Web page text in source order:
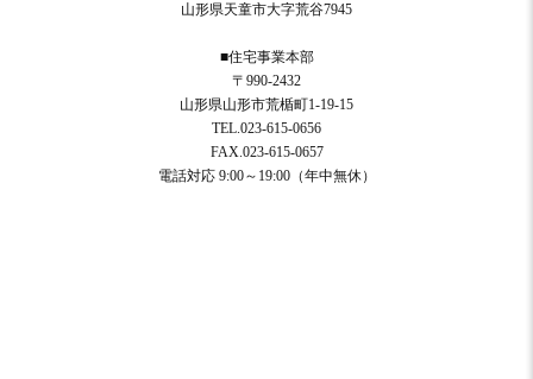
山形県天童市大字荒谷7945
■住宅事業本部
〒990-2432
山形県山形市荒楯町1-19-15
TEL.023-615-0656
FAX.023-615-0657
電話対応 9:00～19:00（年中無休）